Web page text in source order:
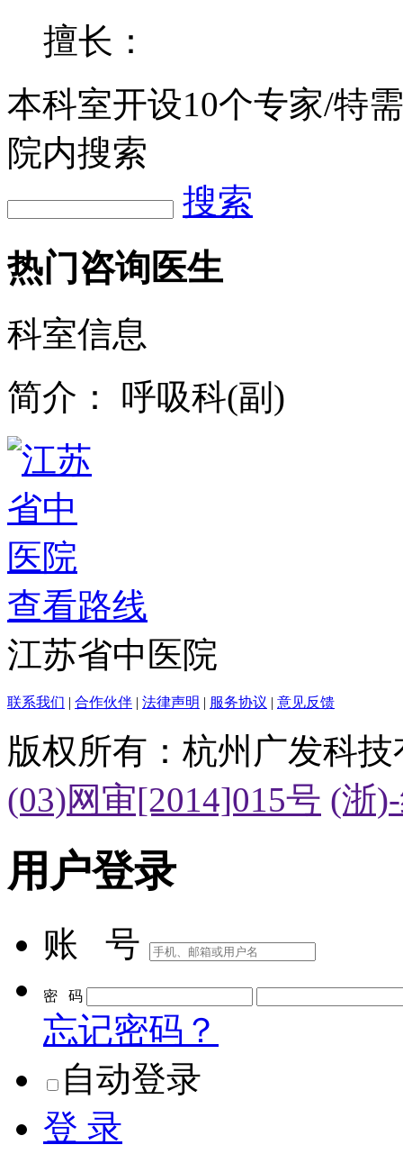
擅长：
本科室开设10个专家/特
院内搜索
搜索
热门咨询医生
科室信息
简介：
呼吸科(副)
查看路线
江苏省中医院
联系我们 | 合作伙伴 | 法律声明 | 服务协议 | 意见反馈
版权所有：杭州广发科
(03)网审[2014]015号 (浙
用户登录
账 号
密 码
忘记密码？
自动登录
登 录